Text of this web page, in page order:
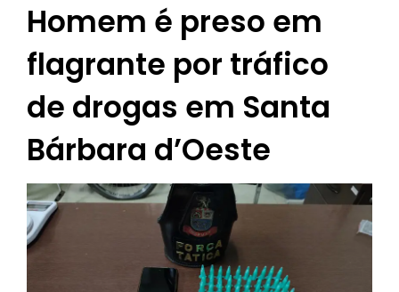
Homem é preso em
flagrante por tráfico
de drogas em Santa
Bárbara d’Oeste